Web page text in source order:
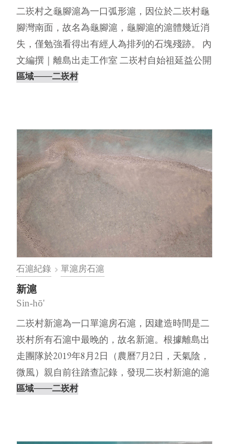
二崁村之龜腳滬為一口弧形滬，因位於二崁村龜
腳灣南面，故名為龜腳滬，龜腳滬的滬體幾近消
失，僅勉強看得出有經人為排列的石塊殘跡。 內
文編撰｜離島出走工作室 二崁村自始祖延益公開
始就陸續建造石滬，最盛的⋯
區域───二崁村
石滬紀錄 單滬房石滬
新滬
Sin-hō'
二崁村新滬為一口單滬房石滬，因建造時間是二
崁村所有石滬中最晚的，故名新滬。根據離島出
走團隊於2019年8月2日（農曆7月2日，天氣陰，
微風）親自前往踏查記錄，發現二崁村新滬的滬
體幾近崩塌，僅剩殘跡。未⋯
區域───二崁村